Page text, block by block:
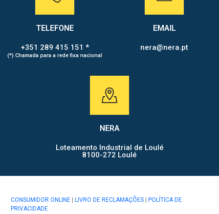
TELEFONE
+351 289 415 151 *
(*) Chamada para a rede fixa nacional
EMAIL
nera@nera.pt
NERA
Loteamento Industrial de Loulé
8100-272 Loulé
CONSUMIDOR ONLINE LIVRO DE RECLAMAÇÕES
POLÍTICA DE
PRIVACIDADE